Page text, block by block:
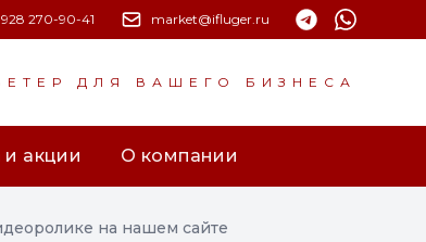
270-90-41 market@ifluger.ru
ДЛЯ ВАШЕГО БИЗНЕСА
акции О компании
на нашем сайте